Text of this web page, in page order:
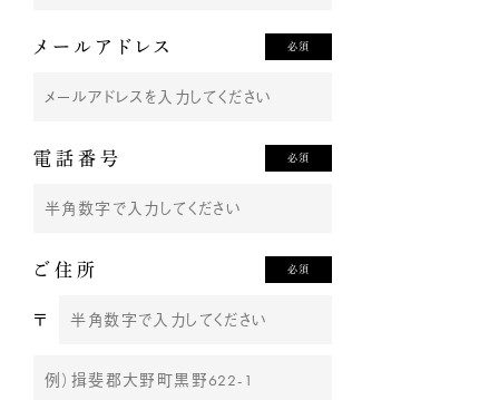
メールアドレス 必須
電話番号 必須
ご住所 必須
〒